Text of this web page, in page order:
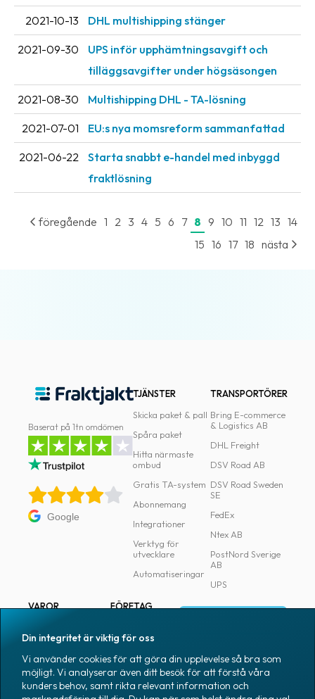
2021-10-13 DHL multishipping stänger
2021-09-30
UPS inför upphämtningsavgift och
tilläggsavgifter under högsäsongen
2021-08-30 Multishipping DHL - TA-lösning
2021-07-01 EU:s nya momsreform sammanfattad
2021-06-22
Starta snabbt e-handel med inbyggd
fraktlösning
föregående 1 2 3 4 5 6 7 8 9 10 11 12 13 14
15 16 17 18 nästa
Baserat på 1tn omdömen
Google
TJÄNSTER
Skicka paket & pall
Spåra paket
Hitta närmaste
ombud
Gratis TA-system
Abonnemang
Integrationer
Verktyg för
utvecklare
Automatiseringar
TRANSPORTÖRER
Bring E-commerce
& Logistics AB
DHL Freight
DSV Road AB
DSV Road Sweden
SE
FedEx
Ntex AB
PostNord Sverige
AB
UPS
VAROR
Märkning
Emballage
Emballagetillbehör
FÖRETAG
Pressrum
Medarbetare
Jobb & karriär
Skapa konto
Din integritet är viktig för oss
Vi använder cookies för att göra din upplevelse så bra som
möjligt. Vi analyserar även ditt besök för att förstå våra
kunders behov, samt rikta relevant information och